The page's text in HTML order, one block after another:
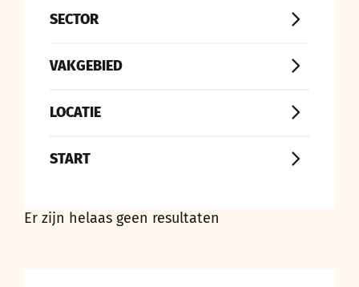
SECTOR
VAKGEBIED
LOCATIE
START
Er zijn helaas geen resultaten